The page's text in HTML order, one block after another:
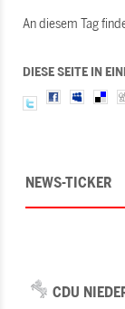
An diesem Tag
DIESE SEITE IN
NEWS-TICKER
CDU